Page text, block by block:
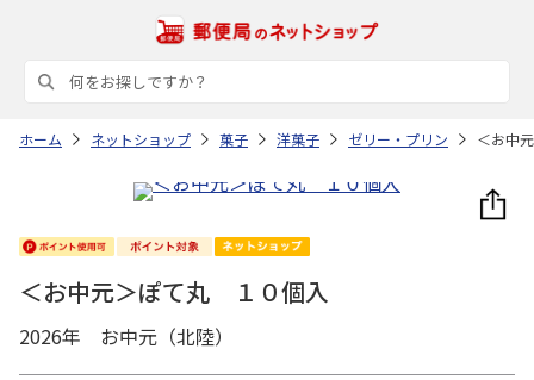
ホーム ネットショップ 菓子 洋菓子 ゼリー・プリン ＜お中
＜お中元＞ぽて丸 １０個入
2026年 お中元（北陸）